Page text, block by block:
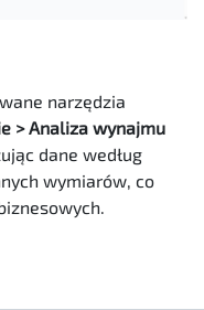
narzędzia
> Analiza wynajmu
dane według
wymiarów, co